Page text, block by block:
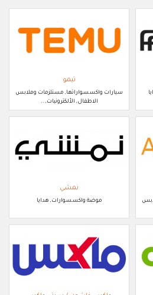
تيمو
سيارات واكسسواراتها, مستلزمات وملابس
الاطفال, الألكترونيات, ..
نمشي
موضة واكسسوارات, هدايا